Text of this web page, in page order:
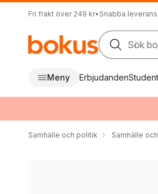
Fri frakt över 249 kr• Snabba
Sök
Meny ErbjudandenStudent
Samhälle och politik Samhälle